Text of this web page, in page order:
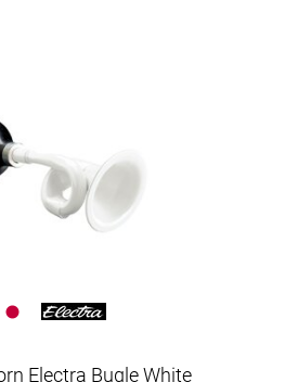
Electra Bugle White